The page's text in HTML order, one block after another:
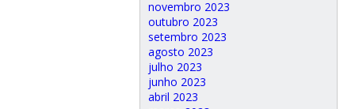
novembro 2023
outubro 2023
setembro 2023
agosto 2023
julho 2023
junho 2023
abril 2023